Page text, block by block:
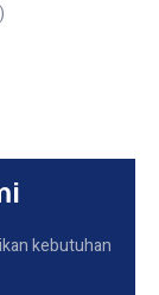
kebutuhan